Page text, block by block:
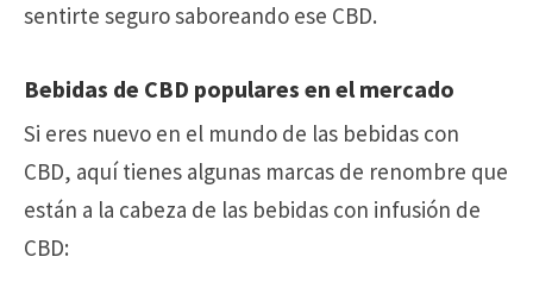
sentirte seguro saboreando ese CBD.
Bebidas de CBD populares en el mercado
Si eres nuevo en el mundo de las bebidas con
CBD, aquí tienes algunas marcas de renombre que
están a la cabeza de las bebidas con infusión de
CBD: